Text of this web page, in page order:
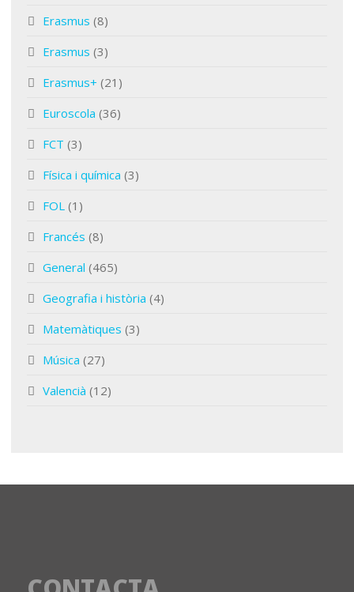
Erasmus (8)
Erasmus (3)
Erasmus+ (21)
Euroscola (36)
FCT (3)
Física i química (3)
FOL (1)
Francés (8)
General (465)
Geografia i història (4)
Matemàtiques (3)
Música (27)
Valencià (12)